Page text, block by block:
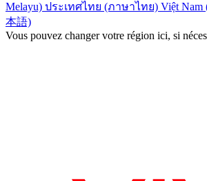
Melayu) ประเทศไทย (ภาษาไทย) Việt Nam
本語)
Vous pouvez changer votre région ici, si